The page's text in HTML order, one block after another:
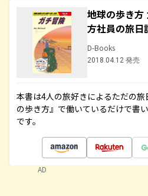
地球の歩き方
方社員の旅日
D-Books
2018.04.12 発売
本書は4人の旅好きによるただの
の歩き方』で働いているだけで書
です。
AD